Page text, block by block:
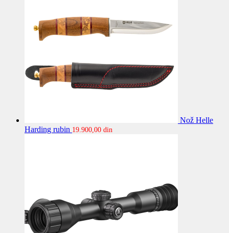
Nož Helle
Harding rubin 19.900,00 din